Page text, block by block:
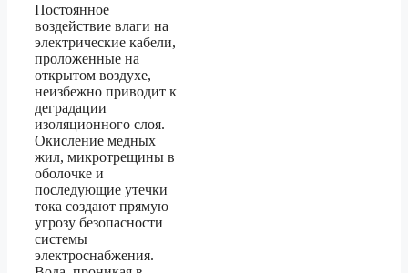
Постоянное
воздействие влаги на
электрические кабели,
проложенные на
открытом воздухе,
неизбежно приводит к
деградации
изоляционного слоя.
Окисление медных
жил, микротрещины в
оболочке и
последующие утечки
тока создают прямую
угрозу безопасности
системы
электроснабжения.